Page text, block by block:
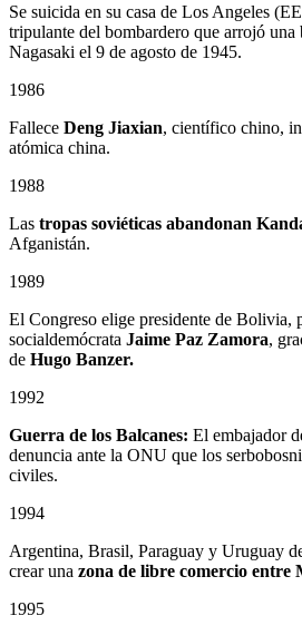
Se suicida en su casa de Los Angeles
tripulante del bombardero que arrojó una
Nagasaki el 9 de agosto de 1945.
1986
Fallece Deng Jiaxian, científico chino,
atómica china.
1988
Las tropas soviéticas abandonan
Afganistán.
1989
El Congreso elige presidente de Bolivia,
socialdemócrata Jaime Paz Zamora,
de Hugo Banzer.
1992
Guerra de los Balcanes: El embajador
denuncia ante la ONU que los
civiles.
1994
Argentina, Brasil, Paraguay y Uruguay
crear una zona de libre comercio entre
1995